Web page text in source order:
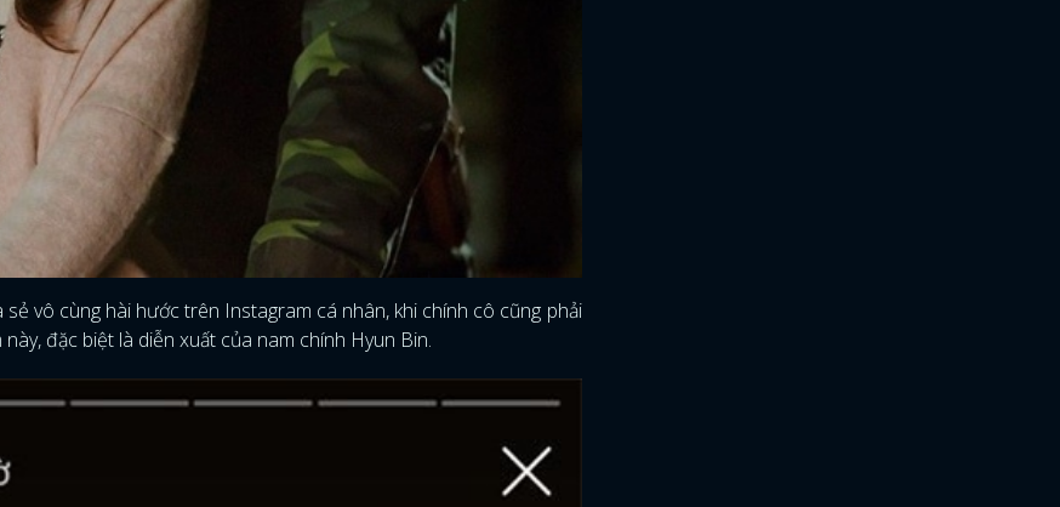
vô cùng hài hước trên Instagram cá nhân, khi chính cô cũng phải
đặc biệt là diễn xuất của nam chính Hyun Bin.